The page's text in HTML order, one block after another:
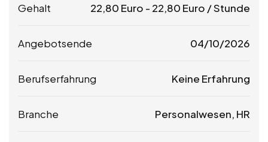
Gehalt 22,80 Euro - 22,80 Euro / Stunde
Angebotsende 04/10/2026
Berufserfahrung Keine Erfahrung
Branche Personalwesen, HR